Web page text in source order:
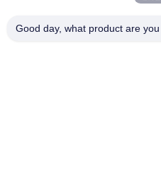
Good day, what product are